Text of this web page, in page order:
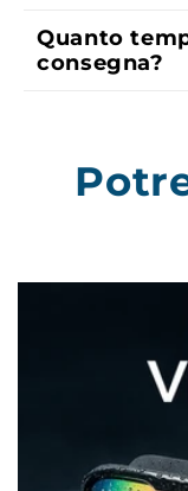
Quanto
consegna?